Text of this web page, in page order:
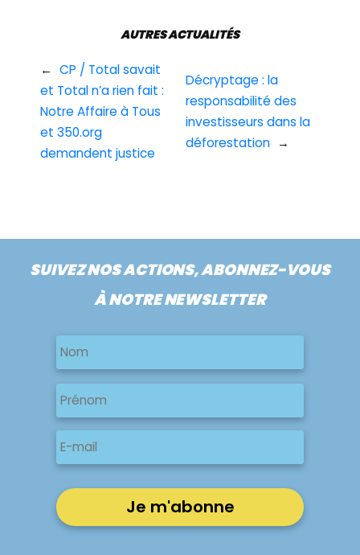
← CP / Total savait
et Total n’a rien fait :
Notre Affaire à Tous
et 350.org
demandent justice
AUTRES ACTUALITÉS
Décryptage : la
responsabilité des
investisseurs dans la
déforestation →
SUIVEZ NOS ACTIONS, ABONNEZ-VOUS
À NOTRE NEWSLETTER
Nom
Nom
Nom
Prénom
E-
mail